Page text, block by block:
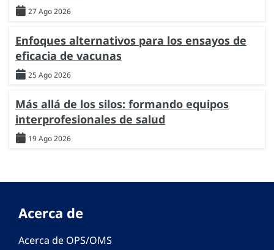
27 Ago 2026
Enfoques alternativos para los ensayos de
eficacia de vacunas
25 Ago 2026
Más allá de los silos: formando equipos
interprofesionales de salud
19 Ago 2026
Acerca de
Acerca de OPS/OMS